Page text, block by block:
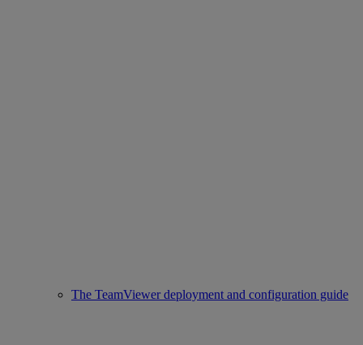
The TeamViewer deployment and configuration guide